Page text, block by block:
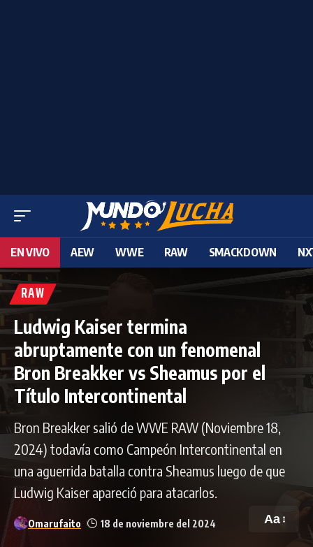
EN VIVO AEW WWE RAW SMACKDOWN
RAW
Ludwig Kaiser termina
abruptamente con un fenomenal
Bron Breakker vs Sheamus por el
Título Intercontinental
Bron Breakker salió de WWE RAW (Noviembre 18,
2024) todavía como Campeón Intercontinental en
una aguerrida batalla contra Sheamus luego de que
Ludwig Kaiser apareció para atacarlos.
Omarufaito 18 de noviembre del 2024 Aa